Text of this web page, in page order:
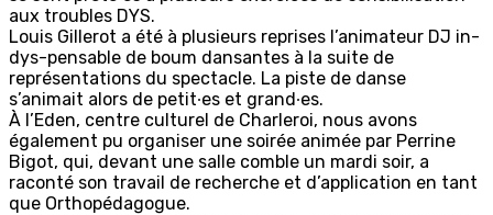
aux troubles DYS.
Louis Gillerot a été à plusieurs reprises l’animateur DJ in-
dys-pensable de boum dansantes à la suite de
représentations du spectacle. La piste de danse
s’animait alors de petit∙es et grand∙es.
À l’Eden, centre culturel de Charleroi, nous avons
également pu organiser une soirée animée par Perrine
Bigot, qui, devant une salle comble un mardi soir, a
raconté son travail de recherche et d’application en tant
que Orthopédagogue.